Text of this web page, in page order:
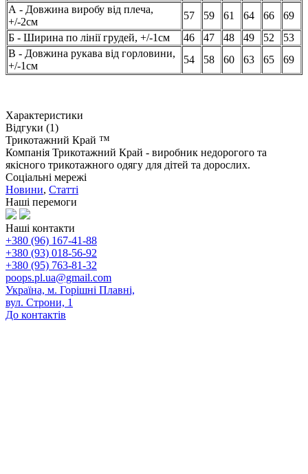
А - Довжина виробу від плеча,
+/-2см
57 59 61 64 66
69
Б - Ширина по лінії грудей, +/-1см
46 47 48 49 52
53
В - Довжина рукава від горловини,
+/-1см
54 58 60 63 65 69
Характеристики
Відгуки (1)
Трикотажний Край ™
Компанія Трикотажний Край - виробник недорогого та
якісного трикотажного одягу для дітей та дорослих.
Соціальні мережі
Новини, Статті
Наші перемоги
Наші контакти
+380 (96) 167-41-88
+380 (93) 018-56-92
+380 (95) 763-81-32
poops.pl.ua@gmail.com
Україна, м. Горішні Плавні,
вул. Строни, 1
До контактів